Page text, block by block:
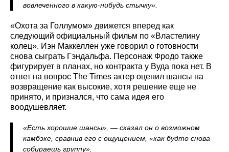
вовлеченного в какую-нибудь стычку».
«Охота за Голлумом» движется вперед как
следующий официальный фильм по «Властелину
колец». Иэн Маккеллен уже говорил о готовности
снова сыграть Гэндальфа. Персонаж Фродо также
фигурирует в планах, но контракта у Вуда пока нет. В
ответ на вопрос The Times актер оценил шансы на
возвращение как высокие, хотя решение еще не
принято, и признался, что сама идея его
воодушевляет.
«Есть хорошие шансы», — сказал он о возможном
камбэке, сравнив его с ощущением, «как будто снова
собираешь группу».